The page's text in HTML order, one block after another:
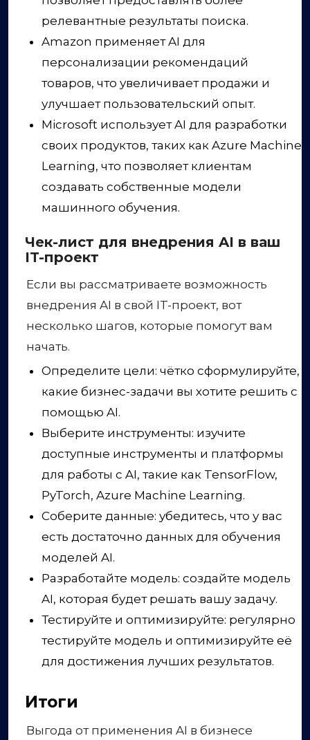
релевантные результаты поиска.
Amazon применяет AI для
персонализации рекомендаций
товаров, что увеличивает продажи и
улучшает пользовательский опыт.
Microsoft использует AI для разработки
своих продуктов, таких как Azure Machine
Learning, что позволяет клиентам
создавать собственные модели
машинного обучения.
Чек-лист для внедрения AI в ваш
IT-проект
Если вы рассматриваете возможность
внедрения AI в свой IT-проект, вот
несколько шагов, которые помогут вам
начать.
Определите цели: чётко сформулируйте,
какие бизнес-задачи вы хотите решить с
помощью AI.
Выберите инструменты: изучите
доступные инструменты и платформы
для работы с AI, такие как TensorFlow,
PyTorch, Azure Machine Learning.
Соберите данные: убедитесь, что у вас
есть достаточно данных для обучения
моделей AI.
Разработайте модель: создайте модель
AI, которая будет решать вашу задачу.
Тестируйте и оптимизируйте: регулярно
тестируйте модель и оптимизируйте её
для достижения лучших результатов.
Итоги
Выгода от применения AI в бизнесе